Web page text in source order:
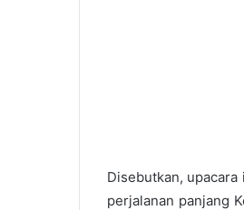
Disebutkan,
perjalanan panjang